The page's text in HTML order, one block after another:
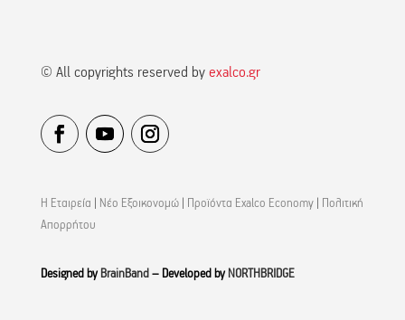
© All copyrights reserved by exalco.gr
Η Εταιρεία Νέο Εξοικονομώ| Προϊόντα Exalco Economy| Πολιτική
Απορρήτου
Designed by BrainBand– Developed by NORTHBRIDGE